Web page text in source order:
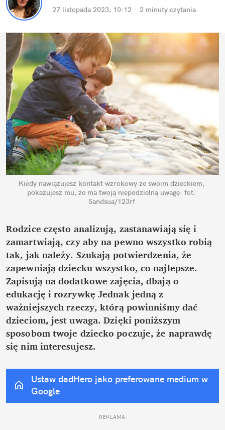
27 listopada 2023, 10:12 · 2 minuty czytania
Kiedy nawiązujesz kontakt wzrokowy ze swoim dzieckiem,
pokazujesz mu, że ma twoją niepodzielną uwagę. fot.
Sandsua/123rf
Rodzice często analizują, zastanawiają się i
zamartwiają, czy aby na pewno wszystko robią
tak, jak należy. Szukają potwierdzenia, że
zapewniają dziecku wszystko, co najlepsze.
Zapisują na dodatkowe zajęcia, dbają o
edukację i rozrywkę Jednak jedną z
ważniejszych rzeczy, którą powinniśmy dać
dzieciom, jest uwaga. Dzięki poniższym
sposobom twoje dziecko poczuje, że naprawdę
się nim interesujesz.
Ustaw dadHero jako preferowane medium w
Google
REKLAMA